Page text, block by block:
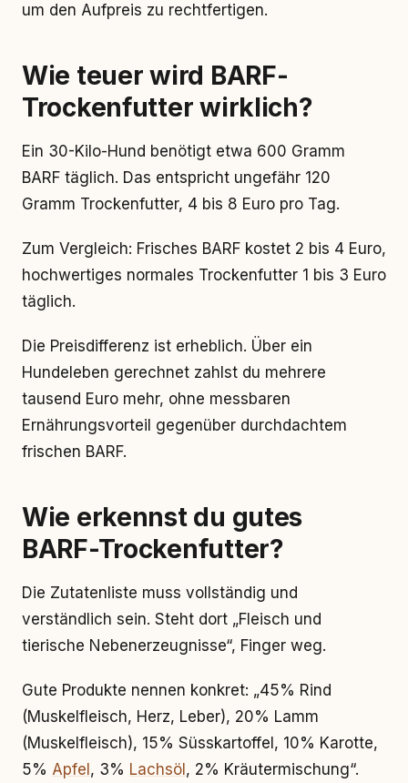
um den Aufpreis zu rechtfertigen.
Wie teuer wird BARF-
Trockenfutter wirklich?
Ein 30-Kilo-Hund benötigt etwa 600 Gramm
BARF täglich. Das entspricht ungefähr 120
Gramm Trockenfutter, 4 bis 8 Euro pro Tag.
Zum Vergleich: Frisches BARF kostet 2 bis 4 Euro,
hochwertiges normales Trockenfutter 1 bis 3 Euro
täglich.
Die Preisdifferenz ist erheblich. Über ein
Hundeleben gerechnet zahlst du mehrere
tausend Euro mehr, ohne messbaren
Ernährungsvorteil gegenüber durchdachtem
frischen BARF.
Wie erkennst du gutes
BARF-Trockenfutter?
Die Zutatenliste muss vollständig und
verständlich sein. Steht dort „Fleisch und
tierische Nebenerzeugnisse“, Finger weg.
Gute Produkte nennen konkret: „45% Rind
(Muskelfleisch, Herz, Leber), 20% Lamm
(Muskelfleisch), 15% Süsskartoffel, 10% Karotte,
5% Apfel , 3% Lachsöl , 2% Kräutermischung“.